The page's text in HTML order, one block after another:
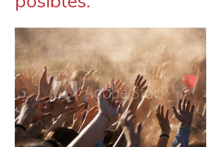
Barra
lateral
del
artículo